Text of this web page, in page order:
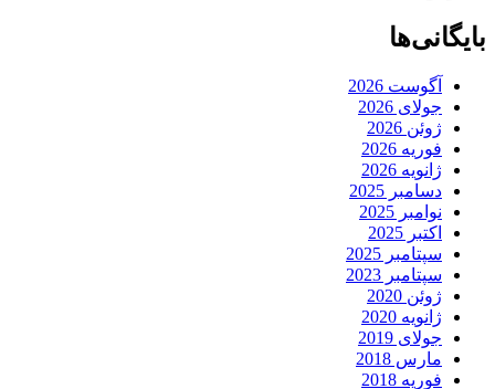
بایگانی‌ها
آگوست 2026
جولای 2026
ژوئن 2026
فوریه 2026
ژانویه 2026
دسامبر 2025
نوامبر 2025
اکتبر 2025
سپتامبر 2025
سپتامبر 2023
ژوئن 2020
ژانویه 2020
جولای 2019
مارس 2018
فوریه 2018